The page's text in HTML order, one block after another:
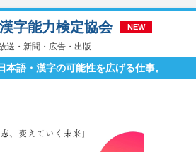
スカウト お知らせ
ート
就活チャンネル
送・新聞・広告・出版
字能力検定協会 NEW
本語・漢字の可能性を広げる仕事。